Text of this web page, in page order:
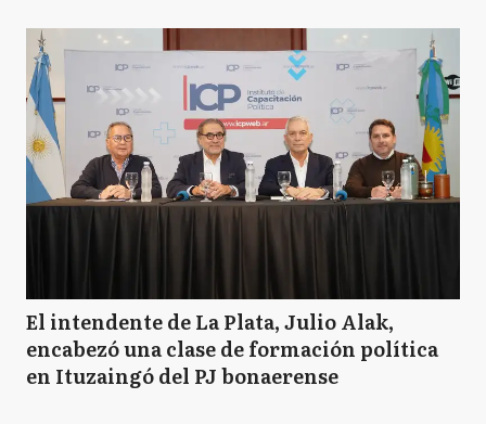
El intendente de La Plata, Julio Alak,
encabezó una clase de formación política
en Ituzaingó del PJ bonaerense